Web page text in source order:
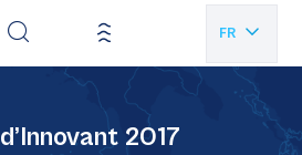
FR
EN
2017